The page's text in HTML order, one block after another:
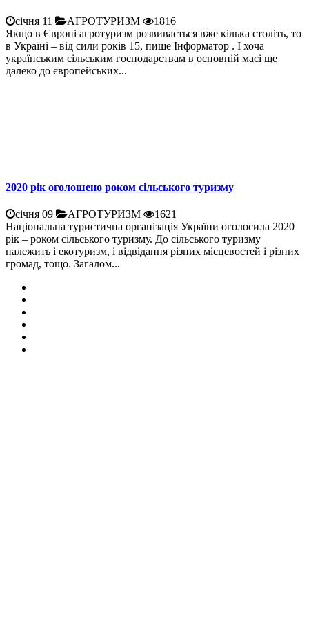
січня 11 АГРОТУРИЗМ
1816
Якщо в Європі агротуризм розвивається вже кілька століть, то
в Україні – від сили років 15, пише Інформатор . І хоча
українським сільським господарствам в основній масі ще
далеко до європейських...
2020 рік оголошено роком сільського туризму
січня 09 АГРОТУРИЗМ
1621
Національна туристична організація України оголосила 2020
рік – роком сільського туризму. До сільського туризму
належить і екотуризм, і відвідання різних місцевостей і різних
громад, тощо. Загалом...